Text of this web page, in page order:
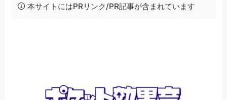
本サイトにはPRリンク/PR記事が含まれています